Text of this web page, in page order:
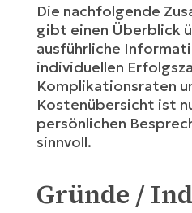
Die nachfolgende
gibt einen Überblick
ausführliche
individuellen
Komplikationsraten
Kostenübersicht ist
persönlichen
sinnvoll.
Gründe /